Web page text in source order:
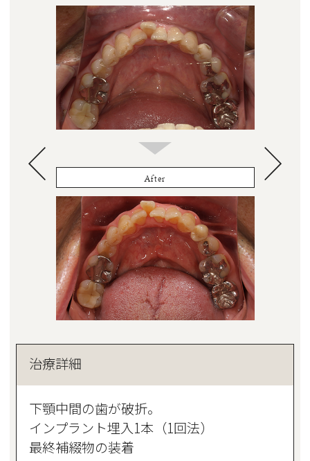
After
治療詳細
下顎中間の歯が破折。
インプラント埋入1本（1回法）
最終補綴物の装着